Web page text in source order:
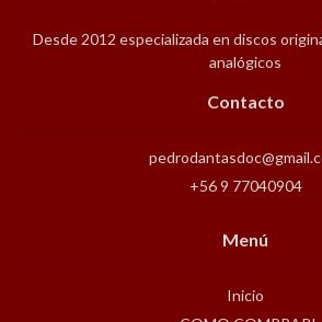
Desde 2012 especializada en discos
analógicos
Contacto
+56 9 77040904
Menú
Inicio